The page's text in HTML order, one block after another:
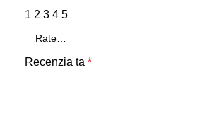
1 2 3 4 5
Recenzia ta *